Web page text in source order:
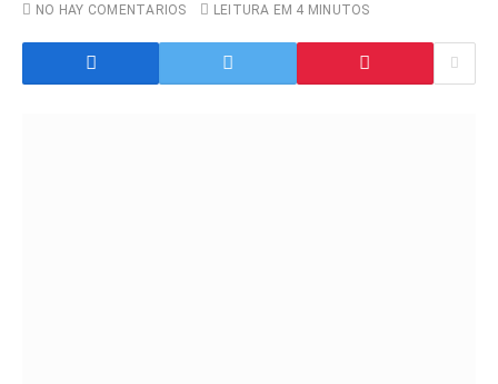
NO HAY COMENTARIOS
LEITURA EM 4 MINUTOS